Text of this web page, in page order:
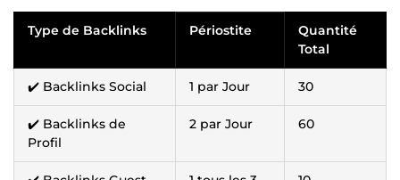
Type de Backlinks Périostite
Quantité
Total
✔️ Backlinks Social 1 par Jour 30
✔️ Backlinks de
Profil
2 par Jour 60